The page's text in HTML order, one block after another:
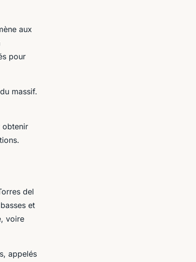
aux
pour
massif.
obtenir
del
et
voire
appelés